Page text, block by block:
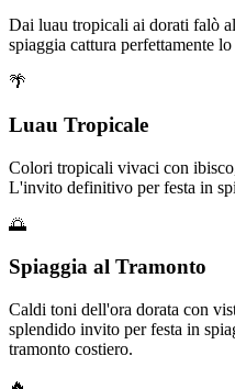
Dai luau tropicali ai dorati falò
spiaggia cattura perfettamente
🌴
Luau Tropicale
Colori tropicali vivaci con
L'invito definitivo per festa in
🌅
Spiaggia al Tramonto
Caldi toni dell'ora dorata con
splendido invito per festa in
tramonto costiero.